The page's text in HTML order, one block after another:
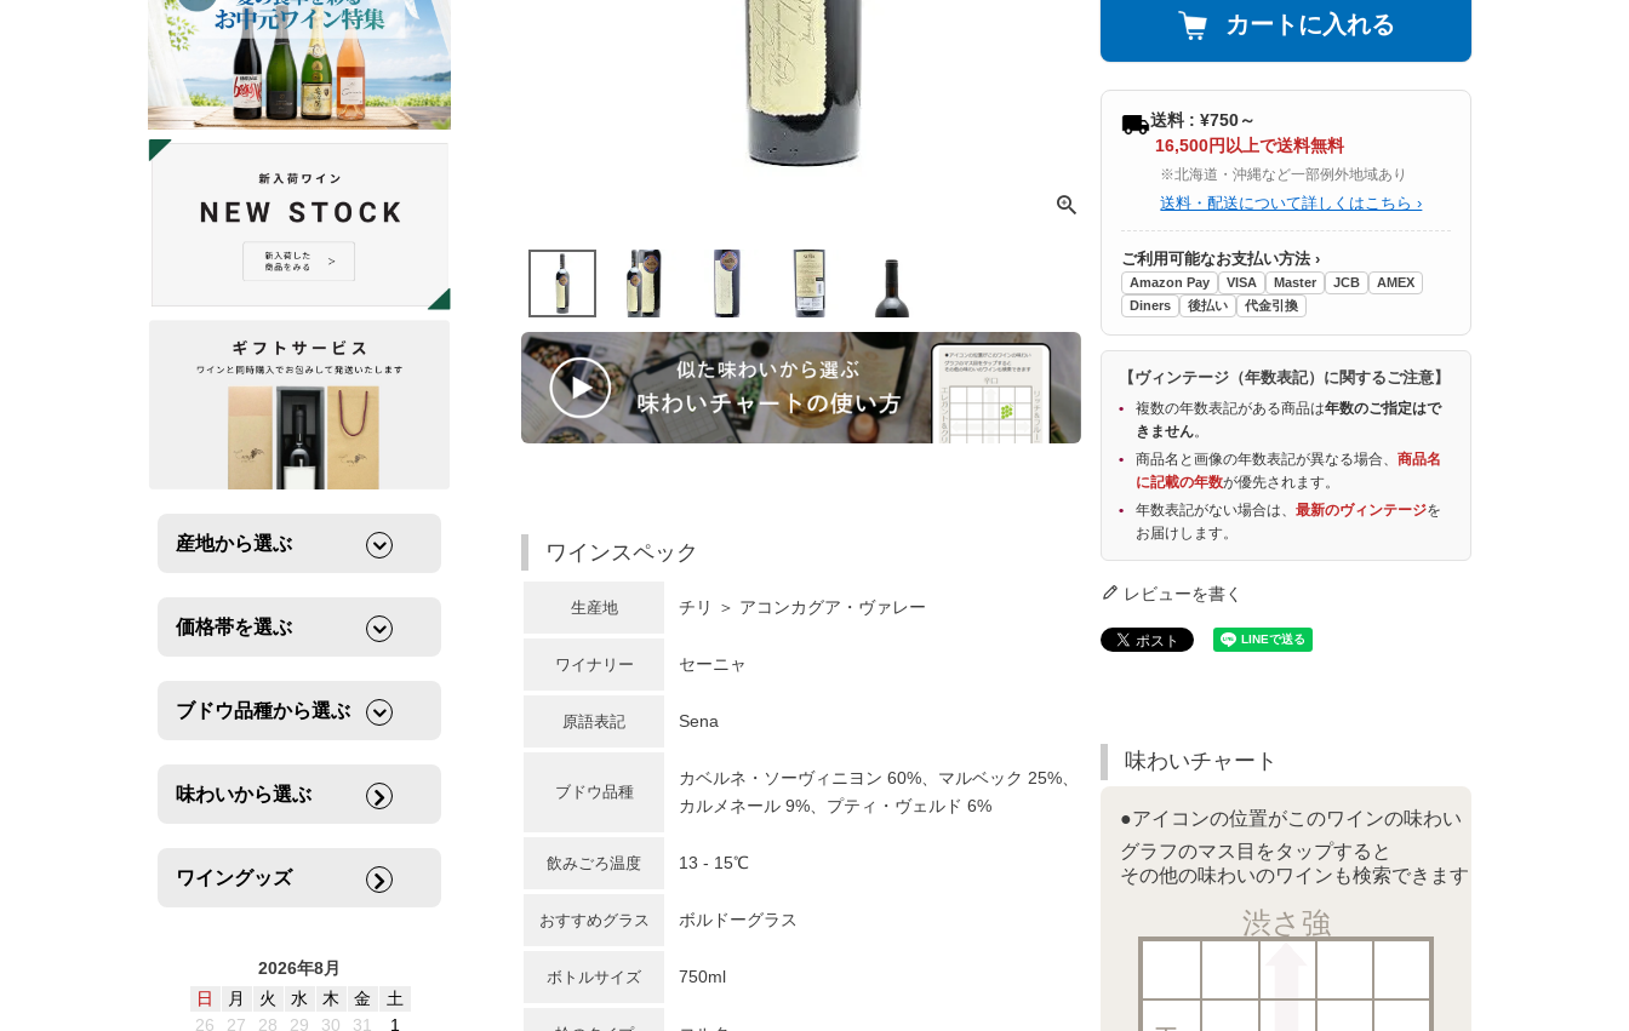
産地から選ぶ
価格帯を選ぶ
ブドウ品種から選ぶ
味わいから選ぶ
ワイングッズ
2026年8月
日
月 火 水 木 金
土
26
27 28 29 30 31
1
ワインスペック
生産地 チリ ＞ アコンカグア・ヴァレー
ワイナリー セーニャ
原語表記 Sena
ブドウ品種
カベルネ・ソーヴィニヨン 60%、マルベック 25%、
カルメネール 9%、プティ・ヴェルド 6%
飲みごろ温度 13 - 15℃
おすすめグラス ボルドーグラス
ボトルサイズ 750ml
カートに入れる
送料 : ¥750～
16,500円以上で送料無料
※北海道・沖縄など一部例外地域あり
送料・配送について詳しくはこちら ›
ご利用可能なお支払い方法 ›
Amazon Pay VISA Master JCB
AMEX
Diners
後払い 代金引換
【ヴィンテージ（年数表記）に関するご注意】
複数の年数表記がある商品は年数のご指定はで
きません。
商品名と画像の年数表記が異なる場合、商品名
に記載の年数が優先されます。
年数表記がない場合は、最新のヴィンテージを
お届けします。
レビューを書く
味わいチャート
●アイコンの位置がこのワインの味わい
グラフのマス目をタップすると
その他の味わいのワインも検索できます
渋さ強